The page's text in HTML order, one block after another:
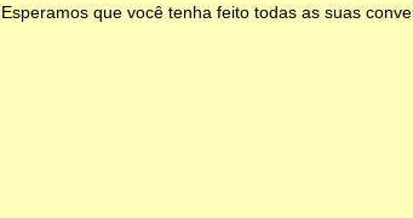
Esperamos que você tenha feito todas as suas